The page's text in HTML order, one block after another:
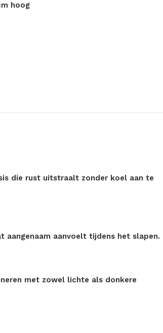
hoog
die rust uitstraalt zonder koel aan te
aangenaam aanvoelt tijdens het slapen.
met zowel lichte als donkere